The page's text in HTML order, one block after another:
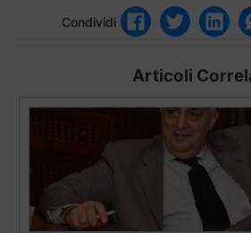
Condividi
Articoli